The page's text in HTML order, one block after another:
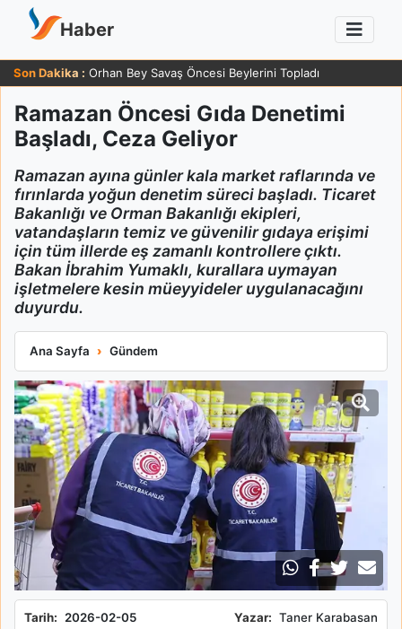
Haber
Son Dakika : Orhan Bey Savaş Öncesi Beylerini Topladı
Ramazan Öncesi Gıda Denetimi
Başladı, Ceza Geliyor
Ramazan ayına günler kala market raflarında ve
fırınlarda yoğun denetim süreci başladı. Ticaret
Bakanlığı ve Orman Bakanlığı ekipleri,
vatandaşların temiz ve güvenilir gıdaya erişimi
için tüm illerde eş zamanlı kontrollere çıktı.
Bakan İbrahim Yumaklı, kurallara uymayan
işletmelere kesin müeyyideler uygulanacağını
duyurdu.
Ana Sayfa Gündem
Ramazan Öncesi Gıda Denetimi Başladı, Ceza Geliyor
Tarih: 2026-02-05 Yazar: Taner Karabasan